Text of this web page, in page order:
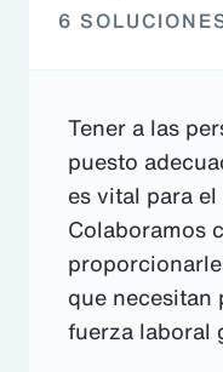
6
Tener a las
puesto
es vital para
Colaboramos
que necesitan
fuerza laboral